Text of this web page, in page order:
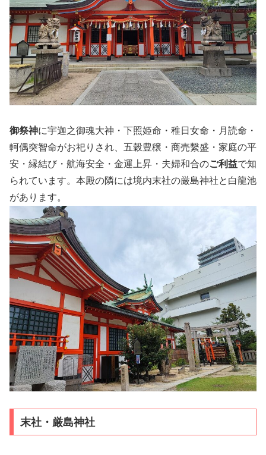
御祭神に宇迦之御魂大神・下照姫命・稚日女命・月読命・
軻偶突智命がお祀りされ、五穀豊穣・商売繫盛・家庭の平
安・縁結び・航海安全・金運上昇・夫婦和合のご利益で知
られています。本殿の隣には境内末社の厳島神社と白龍池
があります。
末社・厳島神社